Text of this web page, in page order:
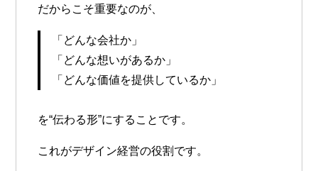
だからこそ重要なのが、
「どんな会社か」
「どんな想いがあるか」
「どんな価値を提供しているか」
を“伝わる形”にすることです。
これがデザイン経営の役割です。